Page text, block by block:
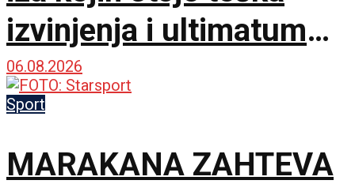
izvinjenja i ultimatum
do 18. novembra!
06.08.2026
Sport
MARAKANA ZAHTEVA